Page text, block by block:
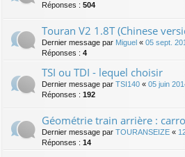
Réponses : 504
Touran V2 1.8T (Chinese
Dernier message par Miguel « 05 sept.
Réponses : 4
TSI ou TDI - lequel choisir
Dernier message par TSI140 « 05 juin
Réponses : 192
Géométrie train arrière :
Dernier message par TOURANSEIZE «
Réponses : 14